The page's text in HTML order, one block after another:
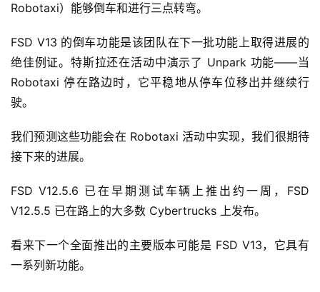
Robotaxi）能够倒车和进行三点转弯。
FSD V13 的倒车功能是该团队在下一批功能上取得进展的
绝佳例证。特斯拉还在活动中演示了 Unpark 功能——当
Robotaxi 停在路边时，它平稳地从停车位移出并继续行
驶。
我们预测这些功能会在 Robotaxi 活动中实现，我们很期待
接下来的进展。
FSD V12.5.6 已在早期测试车辆上推出约一周，FSD
V12.5.5 已在路上的大多数 Cyber​​trucks 上发布。
看来下一个全面推出的主要版本可能是 FSD V13，它具有
一系列新功能。